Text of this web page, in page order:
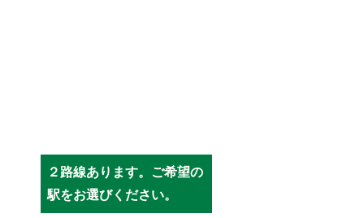
２路線あります。ご希望の
駅をお選びください。